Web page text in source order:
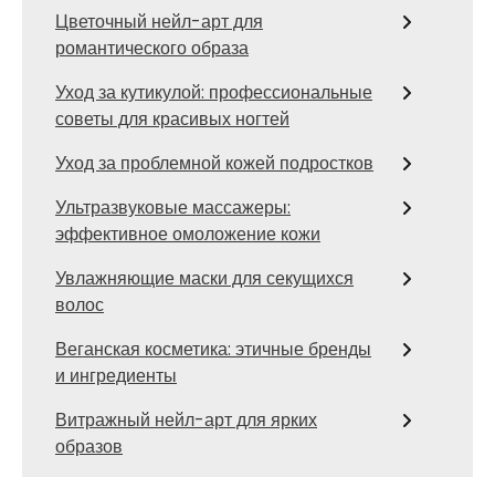
Цветочный нейл-арт для
романтического образа
Уход за кутикулой: профессиональные
советы для красивых ногтей
Уход за проблемной кожей подростков
Ультразвуковые массажеры:
эффективное омоложение кожи
Увлажняющие маски для секущихся
волос
Веганская косметика: этичные бренды
и ингредиенты
Витражный нейл-арт для ярких
образов